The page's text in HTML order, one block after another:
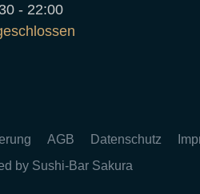
- 22:00
AGB Datenschutz
by Sushi-Bar Sakura